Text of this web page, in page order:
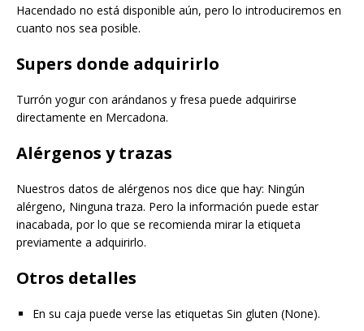
Hacendado no está disponible aún, pero lo introduciremos en
cuanto nos sea posible.
Supers donde adquirirlo
Turrón yogur con arándanos y fresa puede adquirirse
directamente en Mercadona.
Alérgenos y trazas
Nuestros datos de alérgenos nos dice que hay: Ningún
alérgeno, Ninguna traza. Pero la información puede estar
inacabada, por lo que se recomienda mirar la etiqueta
previamente a adquirirlo.
Otros detalles
En su caja puede verse las etiquetas Sin gluten (None).